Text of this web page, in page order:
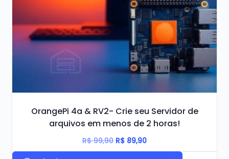
OrangePi 4a & RV2- Crie seu Servidor de
arquivos em menos de 2 horas!
R$99,90 O
preço
R$ 89,90O
preço